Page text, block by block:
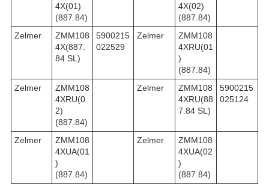
4X(01)
(887.84)
4X(02)
(887.84)
Zelmer
ZMM108
4X(887.
84 SL)
5900215
022529
Zelmer
ZMM108
4XRU(01
)
(887.84)
Zelmer
ZMM108
4XRU(0
2)
(887.84)
Zelmer
ZMM108
4XRU(88
7.84 SL)
5900215
025124
Zelmer
ZMM108
4XUA(01
)
(887.84)
Zelmer
ZMM108
4XUA(02
)
(887.84)